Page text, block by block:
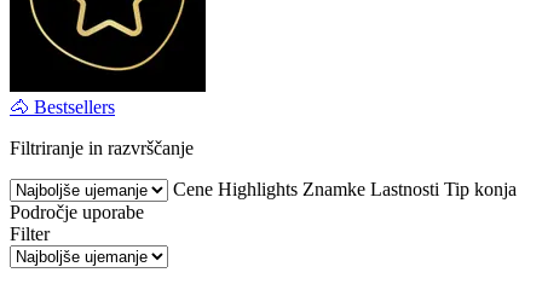
🐴 Bestsellers
Filtriranje in razvrščanje
Cene Highlights Znamke Lastnosti Tip konja
Področje uporabe
Filter